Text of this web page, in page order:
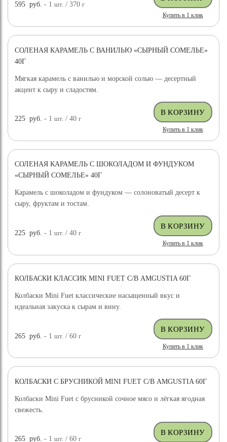
595 руб. - 1шт. / 370г
Купить в 1 клик
СОЛЕНАЯ КАРАМЕЛЬ С ВАНИЛЬЮ «СЫРНЫЙ СОМЕЛЬЕ»
40Г
Мягкая карамель с ванилью и морской солью — десертный
акцент к сыру и сладостям.
225 руб. - 1шт. / 40г
Купить в 1 клик
СОЛЕНАЯ КАРАМЕЛЬ С ШОКОЛАДОМ И ФУНДУКОМ
«СЫРНЫЙ СОМЕЛЬЕ» 40Г
Карамель с шоколадом и фундуком — солоноватый десерт к
сыру, фруктам и тостам.
225 руб. - 1шт. / 40г
Купить в 1 клик
КОЛБАСКИ КЛАССИК MINI FUET С/В AMGUSTIA 60Г
Колбаски Mini Fuet классические насыщенный вкус и
идеальная закуска к сырам и вину.
265 руб. - 1шт. / 60г
Купить в 1 клик
КОЛБАСКИ С БРУСНИКОЙ MINI FUET С/В AMGUSTIA 60Г
Колбаски Mini Fuet с брусникой сочное мясо и лёгкая ягодная
свежесть.
265 руб. - 1шт. / 60г